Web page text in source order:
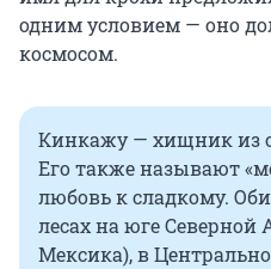
одним условием — оно
космосом.
Кинкажу — хищник из
Его также называют
любовь к сладкому.
лесах на юге
Мексика), в